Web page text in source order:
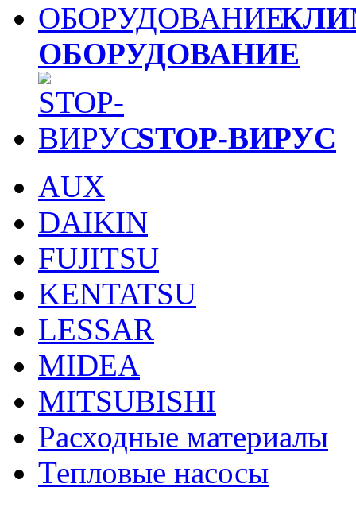
ОБОРУДОВАНИЕ
STOP-ВИРУС
AUX
DAIKIN
FUJITSU
KENTATSU
LESSAR
MIDEA
MITSUBISHI
Расходные материалы
Тепловые насосы